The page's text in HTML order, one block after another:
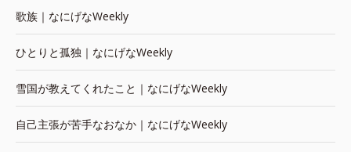
歌族｜なにげなWeekly
ひとりと孤独｜なにげなWeekly
雪国が教えてくれたこと｜なにげなWeekly
自己主張が苦手なおなか｜なにげなWeekly